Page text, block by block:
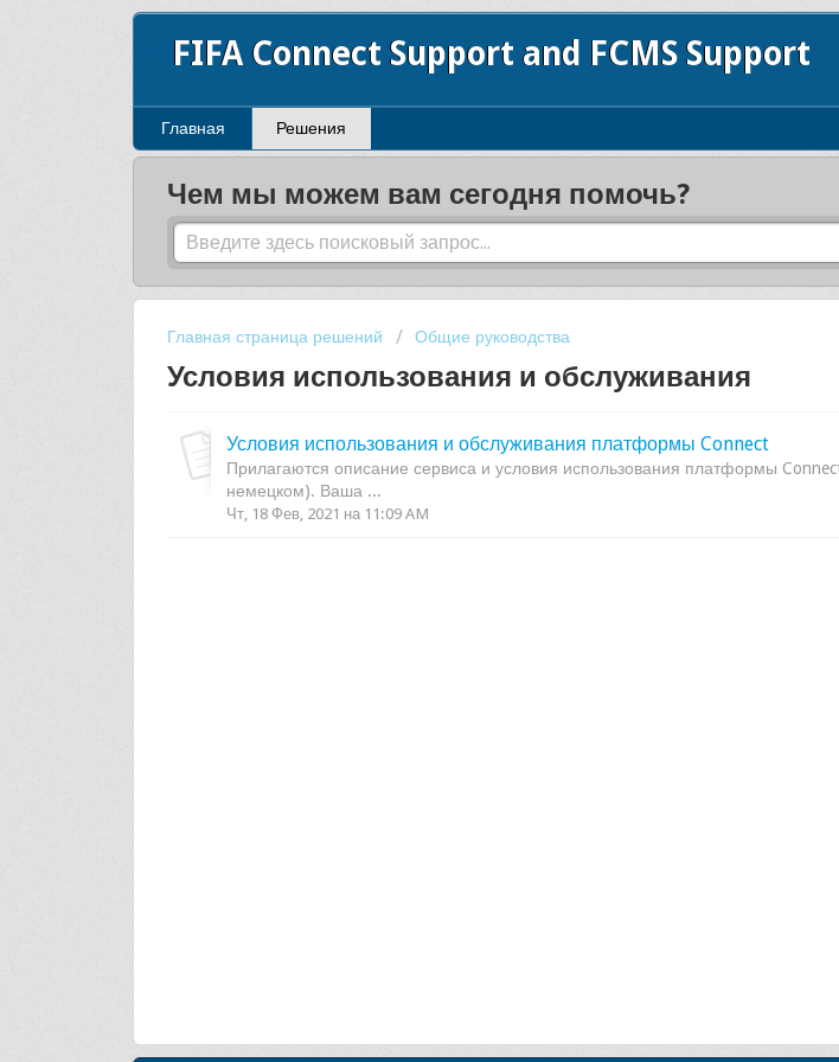
FIFA Connect Support and FCMS Support
Главная Решения
Чем мы можем вам сегодня помочь?
Главная страница решений Общие руководства
Условия использования и обслуживания
Условия использования и обслуживания платформы Connect
Прилагаются описание сервиса и условия использования платформы
немецком). Ваша ...
Чт, 18 Фев, 2021 на 11:09 AM